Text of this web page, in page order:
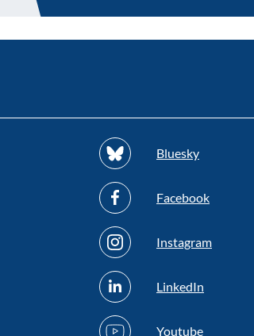
Bluesky
Facebook
Instagram
LinkedIn
Youtube